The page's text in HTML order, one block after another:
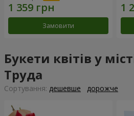
Замовити
Букети квітів у
Труда
Сортування: дешевше дорожче